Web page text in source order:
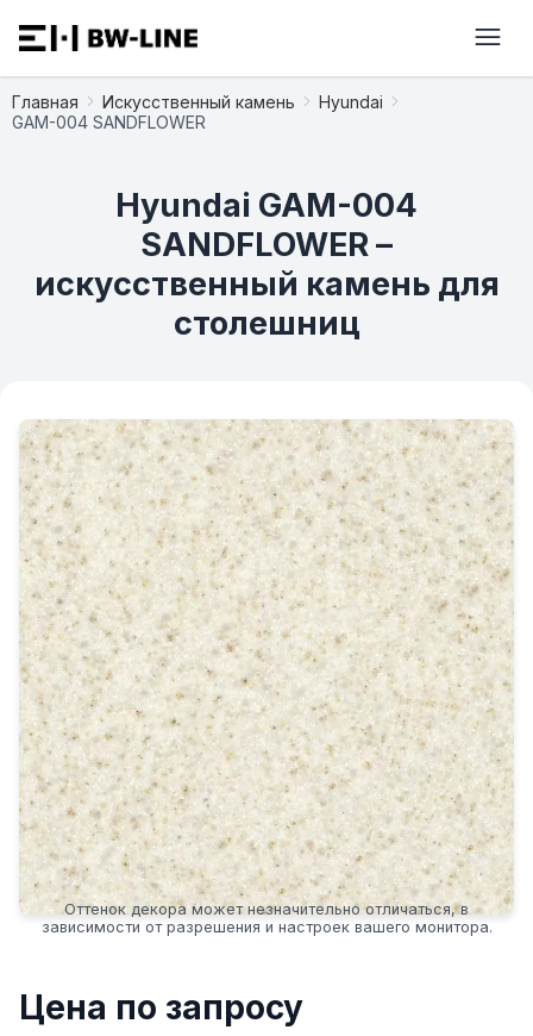
Главная Искусственный камень
Hyundai
GAM-004 SANDFLOWER
Hyundai GAM-004
SANDFLOWER –
искусственный камень для
столешниц
Оттенок декора может незначительно отличаться, в
зависимости от разрешения и настроек вашего монитора.
Цена по запросу